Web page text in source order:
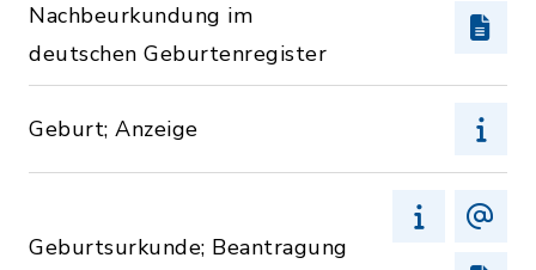
Nachbeurkundung im
deutschen Geburtenregister
Geburt; Anzeige
Geburtsurkunde; Beantragung